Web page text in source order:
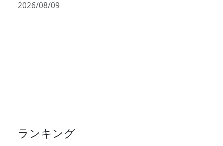
2026/08/09
ランキング